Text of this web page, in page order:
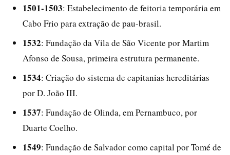
1501-1503: Estabelecimento de feitoria temporária em
Cabo Frio para extração de pau-brasil.
1532: Fundação da Vila de São Vicente por Martim
Afonso de Sousa, primeira estrutura permanente.
1534: Criação do sistema de capitanias hereditárias
por D. João III.
1537: Fundação de Olinda, em Pernambuco, por
Duarte Coelho.
1549: Fundação de Salvador como capital por Tomé de